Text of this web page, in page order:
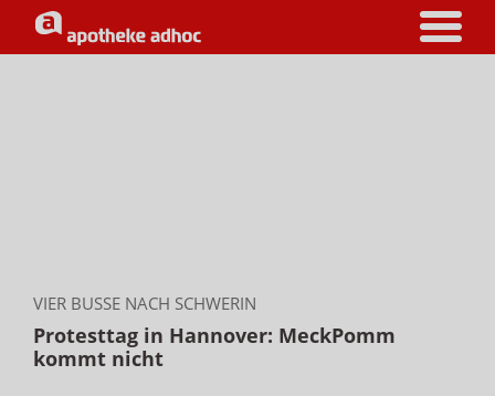
VIER BUSSE NACH SCHWERIN
Protesttag in Hannover: MeckPomm
kommt nicht